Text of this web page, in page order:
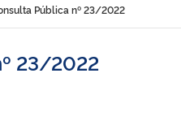
Pública nº 23/2022
23/2022